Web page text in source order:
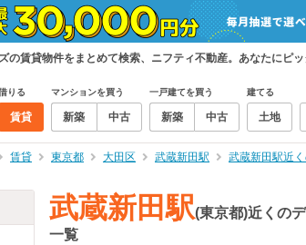
の賃貸物件をまとめて検索、ニフティ不動産。あなたにピ
りる
賃貸
マンションを買う
新築 中古
一戸建てを買う
新築 中古
建てる
土地
賃貸 東京都 大田区 武蔵新田駅 武蔵新田駅近
武蔵新田駅(東京都)近くの
一覧